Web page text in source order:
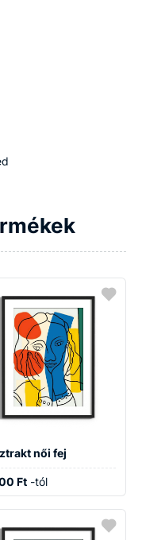
női fej
Ft -tól